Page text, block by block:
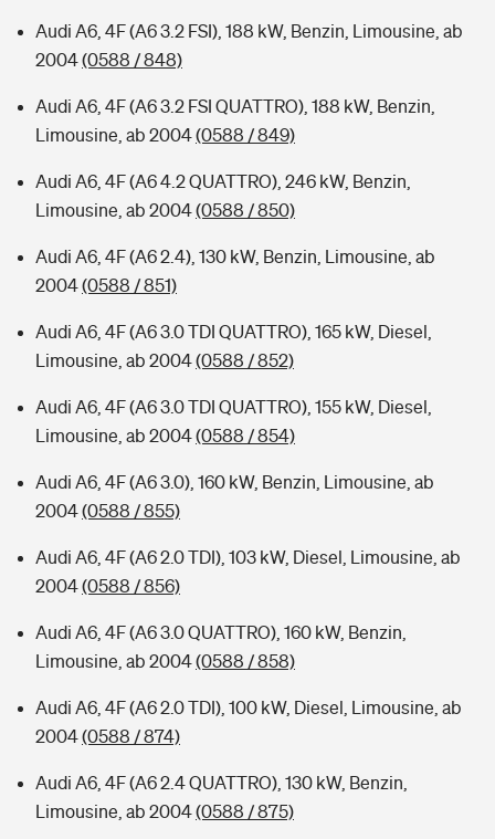
Audi A6, 4F (A6 3.2 FSI), 188 kW, Benzin, Limousine, ab
2004(0588 / 848)
Audi A6, 4F (A6 3.2 FSI QUATTRO), 188 kW, Benzin,
Limousine, ab 2004(0588 / 849)
Audi A6, 4F (A6 4.2 QUATTRO), 246 kW, Benzin,
Limousine, ab 2004(0588 / 850)
Audi A6, 4F (A6 2.4), 130 kW, Benzin, Limousine, ab
2004(0588 / 851)
Audi A6, 4F (A6 3.0 TDI QUATTRO), 165 kW, Diesel,
Limousine, ab 2004(0588 / 852)
Audi A6, 4F (A6 3.0 TDI QUATTRO), 155 kW, Diesel,
Limousine, ab 2004(0588 / 854)
Audi A6, 4F (A6 3.0), 160 kW, Benzin, Limousine, ab
2004(0588 / 855)
Audi A6, 4F (A6 2.0 TDI), 103 kW, Diesel, Limousine, ab
2004(0588 / 856)
Audi A6, 4F (A6 3.0 QUATTRO), 160 kW, Benzin,
Limousine, ab 2004(0588 / 858)
Audi A6, 4F (A6 2.0 TDI), 100 kW, Diesel, Limousine, ab
2004(0588 / 874)
Audi A6, 4F (A6 2.4 QUATTRO), 130 kW, Benzin,
Limousine, ab 2004(0588 / 875)